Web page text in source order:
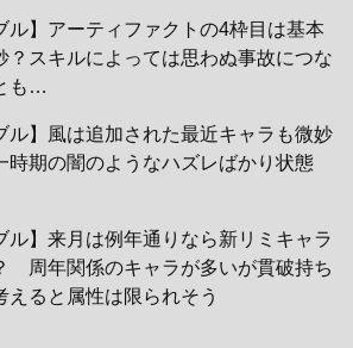
ル】アーティファクトの4枠目は基本
？スキルによっては思わぬ事故につな
も…
ル】風は追加された最近キャラも微妙
時期の闇のようなハズレばかり状態
ル】来月は例年通りなら新リミキャラ
周年関係のキャラが多いが貫破持ち
えると属性は限られそう